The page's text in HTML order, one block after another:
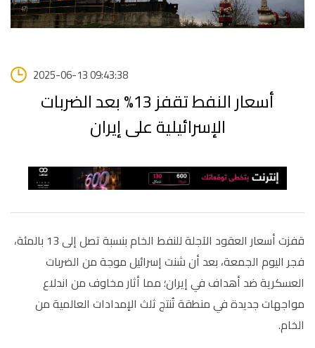
2025-06-13 09:43:38
أسعار النفط تقفز 13% بعد الضربات
الإسرائيلية على إيران
قفزت أسعار العقود الآجلة للنفط الخام بنسبة تصل إلى 13 بالمئة،
فجر اليوم الجمعة، بعد أن شنت إسرائيل موجة من الضربات
العسكرية ضد أهداف في إيران؛ مما أثار مخاوف من اندلاع
مواجهات جديدة في منطقة تُنتج ثلث الإمدادات العالمية من
الخام.